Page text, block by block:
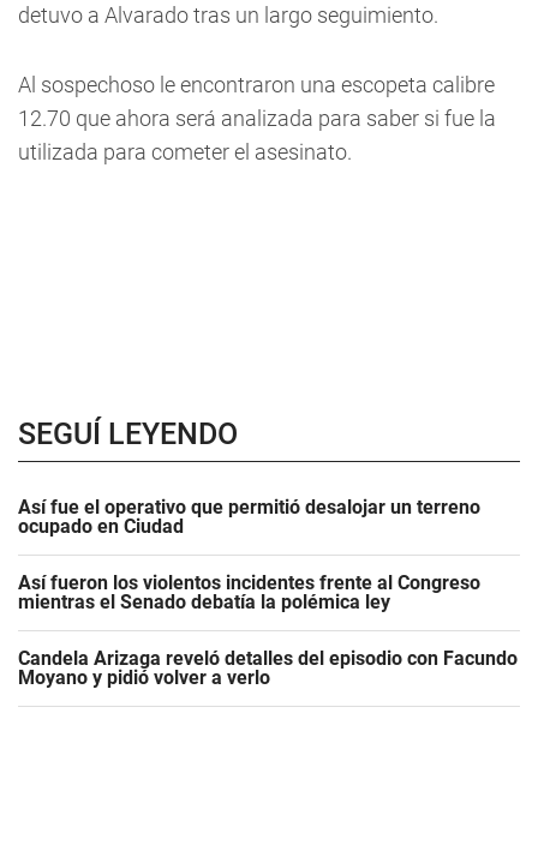
detuvo a Alvarado tras un largo seguimiento.
Al sospechoso le encontraron una escopeta calibre
12.70 que ahora será analizada para saber si fue la
utilizada para cometer el asesinato.
SEGUÍ LEYENDO
Así fue el operativo que permitió desalojar un terreno
ocupado en Ciudad
Así fueron los violentos incidentes frente al Congreso
mientras el Senado debatía la polémica ley
Candela Arizaga reveló detalles del episodio con Facundo
Moyano y pidió volver a verlo